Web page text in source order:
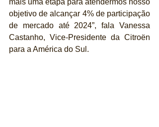
objetivo de alcançar 4% de participação
de mercado até 2024”, fala Vanessa
Castanho, Vice-Presidente da Citroën
para a América do Sul.